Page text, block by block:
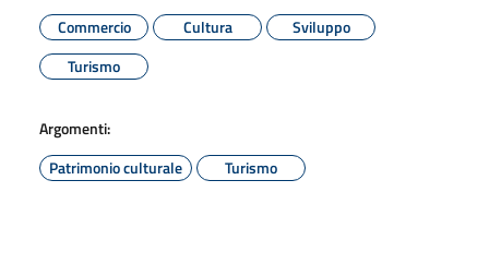
Commercio
Cultura
Sviluppo
Turismo
Argomenti:
Patrimonio culturale
Turismo